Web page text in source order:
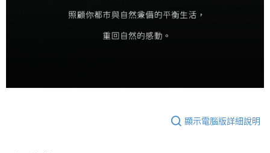
顯示電腦版詳細說明